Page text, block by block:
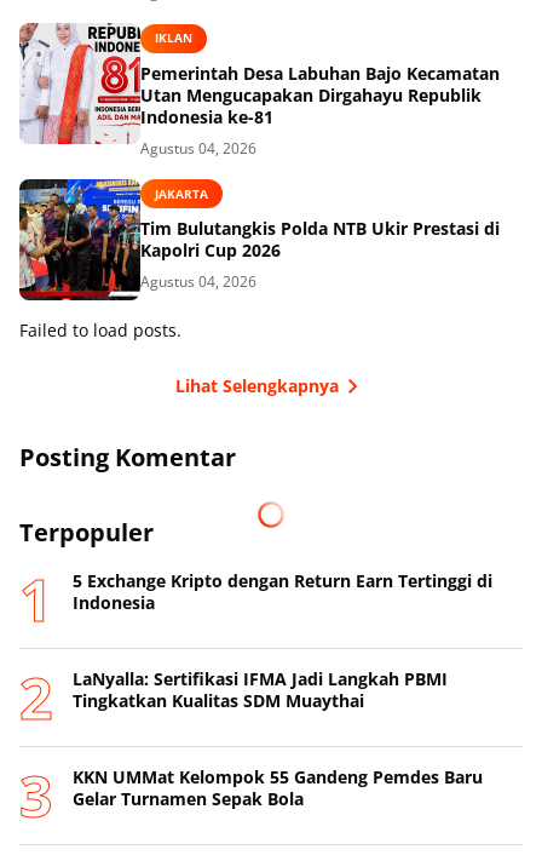
IKLAN
Pemerintah Desa Labuhan Bajo Kecamatan
Utan Mengucapakan Dirgahayu Republik
Indonesia ke-81
Agustus 04, 2026
JAKARTA
Tim Bulutangkis Polda NTB Ukir Prestasi di
Kapolri Cup 2026
Agustus 04, 2026
Failed to load posts.
Lihat Selengkapnya
Posting Komentar
Terpopuler
5 Exchange Kripto dengan Return Earn Tertinggi di
Indonesia
LaNyalla: Sertifikasi IFMA Jadi Langkah PBMI
Tingkatkan Kualitas SDM Muaythai
KKN UMMat Kelompok 55 Gandeng Pemdes Baru
Gelar Turnamen Sepak Bola